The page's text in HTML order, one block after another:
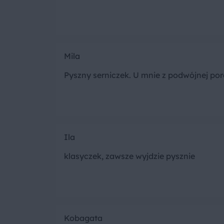
Mila
Pyszny serniczek. U mnie z podwójnej
Ila
klasyczek, zawsze wyjdzie pysznie
Kobagata